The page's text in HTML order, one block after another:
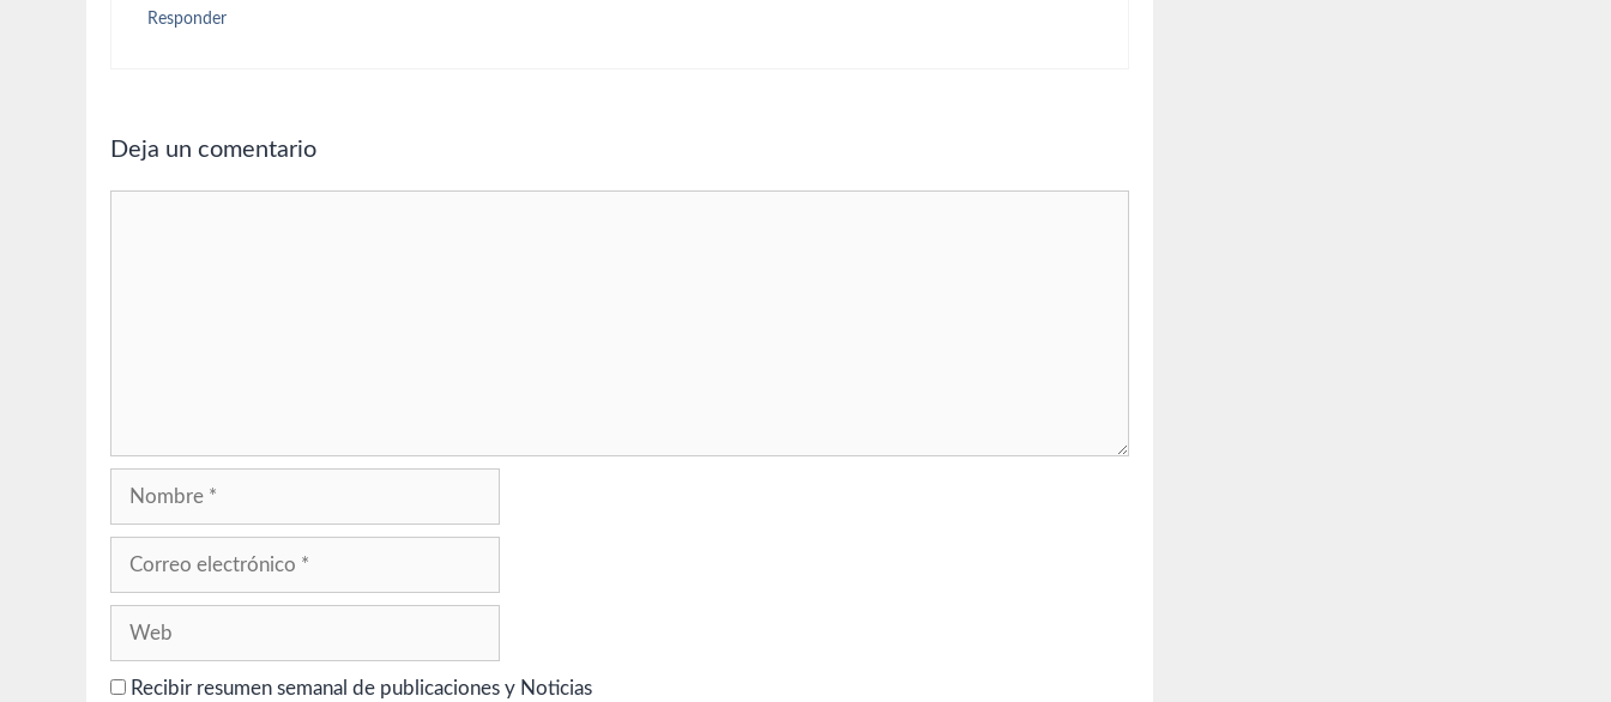
Responder
Deja un comentario
Recibir resumen semanal de publicaciones y Noticias